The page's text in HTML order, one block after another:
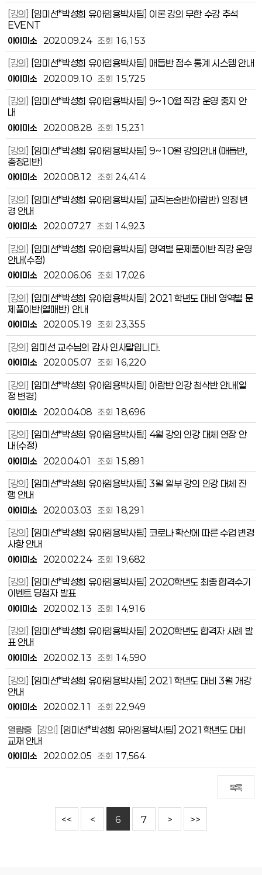
[강의] [임미선*박성희 유아임용박사팀] 이론 강의 무한 수강 추석
EVENT
아이미소 2020.09.24 조회 16,153
[강의] [임미선*박성희 유아임용박사팀] 매듭반 점수 통계 시스템 안내
아이미소 2020.09.10 조회 15,725
[강의] [임미선*박성희 유아임용박사팀] 9~10월 직강 운영 중지 안
내
아이미소 2020.08.28 조회 15,231
[강의] [임미선*박성희 유아임용박사팀] 9~10월 강의안내 (매듭반,
총정리반)
아이미소 2020.08.12 조회 24,414
[강의] [임미선*박성희 유아임용박사팀] 교직논술반(아람반) 일정 변
경 안내
아이미소 2020.07.27 조회 14,923
[강의] [임미선*박성희 유아임용박사팀] 영역별 문제풀이반 직강 운영
안내(수정)
아이미소 2020.06.06 조회 17,026
[강의] [임미선*박성희 유아임용박사팀] 2021학년도 대비 영역별 문
제풀이반(열매반) 안내
아이미소 2020.05.19 조회 23,355
[강의] 임미선 교수님의 감사 인사말입니다.
아이미소 2020.05.07 조회 16,220
[강의] [임미선*박성희 유아임용박사팀] 아람반 인강 첨삭반 안내(일
정 변경)
아이미소 2020.04.08 조회 18,696
[강의] [임미선*박성희 유아임용박사팀] 4월 강의 인강 대체 연장 안
내(수정)
아이미소 2020.04.01 조회 15,891
[강의] [임미선*박성희 유아임용박사팀] 3월 일부 강의 인강 대체 진
행 안내
아이미소 2020.03.03 조회 18,291
[강의] [임미선*박성희 유아임용박사팀] 코로나 확산에 따른 수업 변경
사항 안내
아이미소 2020.02.24 조회 19,682
[강의] [임미선*박성희 유아임용박사팀] 2020학년도 최종 합격수기
이벤트 당첨자 발표
아이미소 2020.02.13 조회 14,916
[강의] [임미선*박성희 유아임용박사팀] 2020학년도 합격자 사례 발
표 안내
아이미소 2020.02.13 조회 14,590
[강의] [임미선*박성희 유아임용박사팀] 2021학년도 대비 3월 개강
안내
아이미소 2020.02.11 조회 22,949
열람중 [강의] [임미선*박성희 유아임용박사팀] 2021학년도 대비
교재 안내
아이미소 2020.02.05 조회 17,564
목록
<< < 6 7 > >>